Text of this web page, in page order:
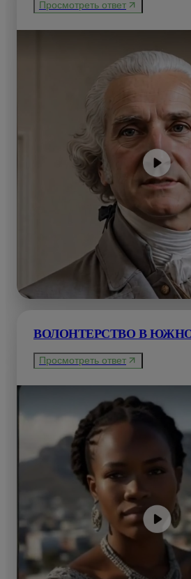
Просмотреть ответ
ВОЛОНТЕРСТВО В
Просмотреть ответ